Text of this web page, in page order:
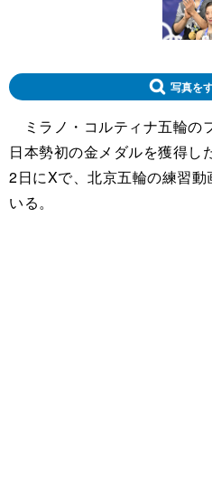
写真を
ミラノ・コルティナ五輪の
日本勢初の金メダルを獲得し
2日にXで、北京五輪の練習
いる。